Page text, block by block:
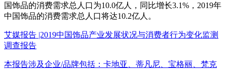
国饰品的消费需求总人口为10.0亿人，同比增长3.1%，2019年
中国饰品的消费需求总人口将达10.2亿人。
艾媒报告 |2019中国饰品产业发展状况与消费者行为变化监测
调查报告
本报告涉及企业/品牌包括：卡地亚、蒂凡尼、宝格丽、梵克